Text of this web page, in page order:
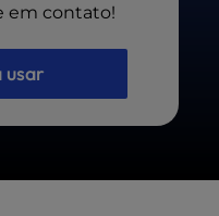
em contato!
usar